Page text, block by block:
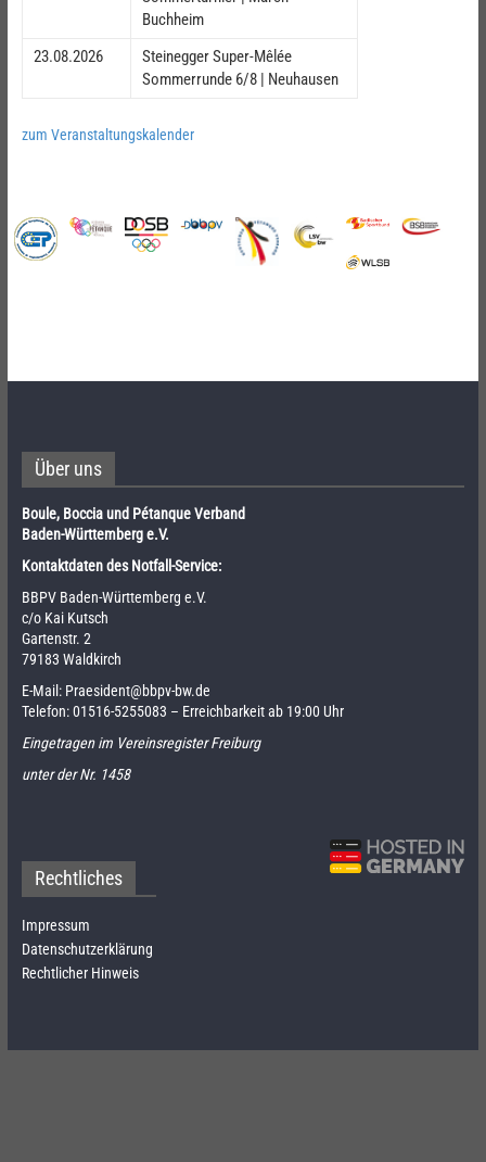
Buchheim
23.08.2026
Steinegger Super-Mêlée
Sommerrunde 6/8 | Neuhausen
zum Veranstaltungskalender
Über uns
Boule, Boccia und Pétanque Verband
Baden-Württemberg e.V.
Kontaktdaten des Notfall-Service:
BBPV Baden-Württemberg e.V.
c/o Kai Kutsch
Gartenstr. 2
79183 Waldkirch
E-Mail: Praesident@bbpv-bw.de
Telefon:01516-5255083 – Erreichbarkeit ab 19:00 Uhr
Eingetragen im Vereinsregister Freiburg
unter der Nr. 1458
Rechtliches
Impressum
Datenschutzerklärung
Rechtlicher Hinweis